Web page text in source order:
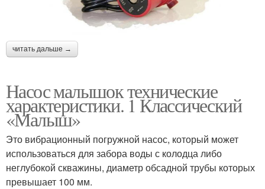
читать дальше →
Насос малышок технические
характеристики. 1 Классический
«Малыш»
Это вибрационный погружной насос, который может
использоваться для забора воды с колодца либо
неглубокой скважины, диаметр обсадной трубы которых
превышает 100 мм.